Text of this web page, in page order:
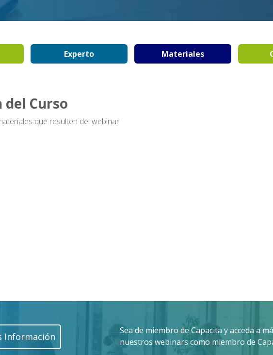
Experto Materiales
del Curso
que resulten del webinar
Información
Sea de miembro de Capacita y acceda a
nuestros webinars como miembro de